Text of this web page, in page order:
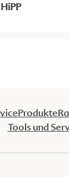
Produkte
Tools und